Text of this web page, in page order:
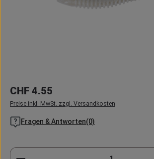
Regulärer Preis:
CHF 4.55
Preise inkl. MwSt. zzgl. Versandkosten
Fragen & Antworten(0)
Produkt Anzahl: Gib den